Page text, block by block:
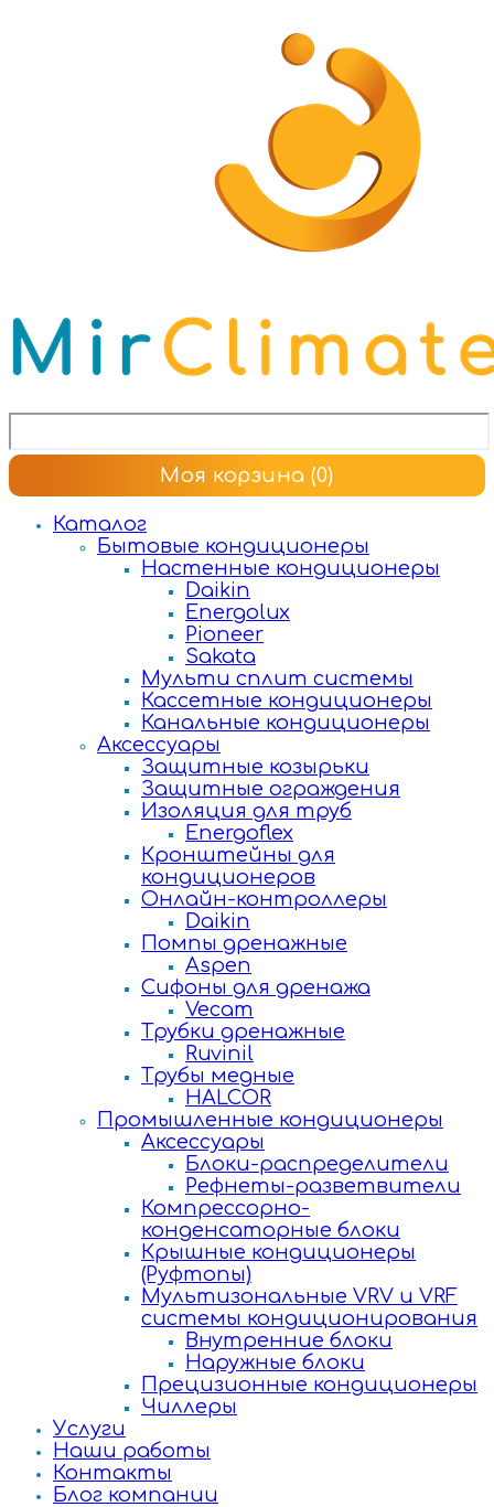
Моя корзина (0)
Каталог
Бытовые кондиционеры
Настенные кондиционеры
Daikin
Energolux
Pioneer
Sakata
Мульти сплит системы
Кассетные кондиционеры
Канальные кондиционеры
Аксессуары
Защитные козырьки
Защитные ограждения
Изоляция для труб
Energoflex
Кронштейны для
кондиционеров
Онлайн-контроллеры
Daikin
Помпы дренажные
Aspen
Сифоны для дренажа
Vecam
Трубки дренажные
Ruvinil
Трубы медные
HALCOR
Промышленные кондиционеры
Аксессуары
Блоки-распределители
Рефнеты-разветвители
Компрессорно-
конденсаторные блоки
Крышные кондиционеры
(Руфтопы)
Мультизональные VRV и VRF
системы кондиционирования
Внутренние блоки
Наружные блоки
Прецизионные кондиционеры
Чиллеры
Услуги
Наши работы
Контакты
Блог компании